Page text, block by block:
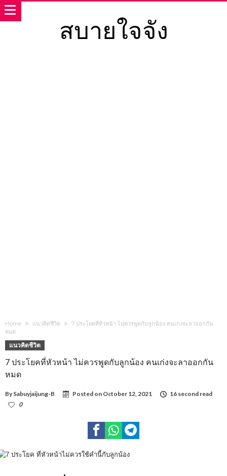
สบายใจจัง
Home แนวคิดชีวิต
7 ประโยคที่หัวหน้า ไม่ควรพูดกับลูกน้อง คนเก่งจะลาออกกัน
หมด
แนวคิดชีวิต
7 ประโยคที่หัวหน้า ไม่ควรพูดกับลูกน้อง คนเก่งจะลาออกกัน
หมด
By Sabuyjaijung-B Posted on October 12, 2021
16 second read
0